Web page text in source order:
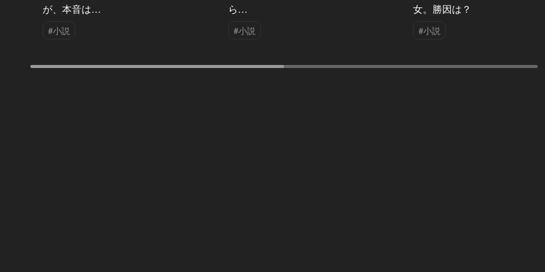
が、本音は…
#小説
ら…
#小説
女。勝因は？
#小説